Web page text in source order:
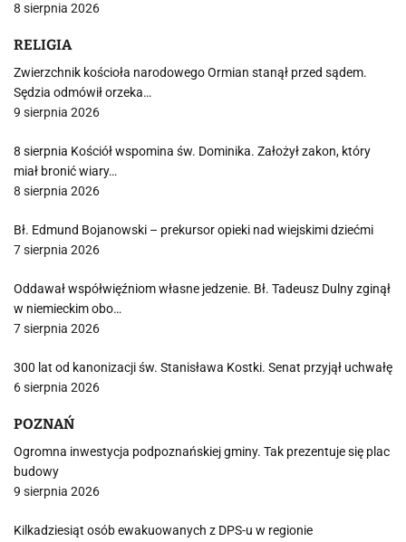
8 sierpnia 2026
RELIGIA
Zwierzchnik kościoła narodowego Ormian stanął przed sądem.
Sędzia odmówił orzeka…
9 sierpnia 2026
8 sierpnia Kościół wspomina św. Dominika. Założył zakon, który
miał bronić wiary…
8 sierpnia 2026
Bł. Edmund Bojanowski – prekursor opieki nad wiejskimi dziećmi
7 sierpnia 2026
Oddawał współwięźniom własne jedzenie. Bł. Tadeusz Dulny zginął
w niemieckim obo…
7 sierpnia 2026
300 lat od kanonizacji św. Stanisława Kostki. Senat przyjął uchwałę
6 sierpnia 2026
POZNAŃ
Ogromna inwestycja podpoznańskiej gminy. Tak prezentuje się plac
budowy
9 sierpnia 2026
Kilkadziesiąt osób ewakuowanych z DPS-u w regionie